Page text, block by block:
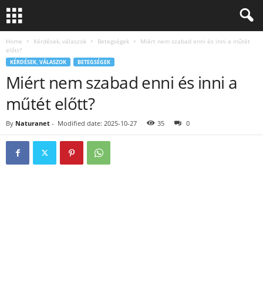
Home Kérdések, válaszok Betegségek
Miért nem szabad enni és inni a műtét
előtt?
KÉRDÉSEK, VÁLASZOK BETEGSÉGEK
Miért nem szabad enni és inni a
műtét előtt?
By Naturanet - Modified date: 2025-10-27 35 0